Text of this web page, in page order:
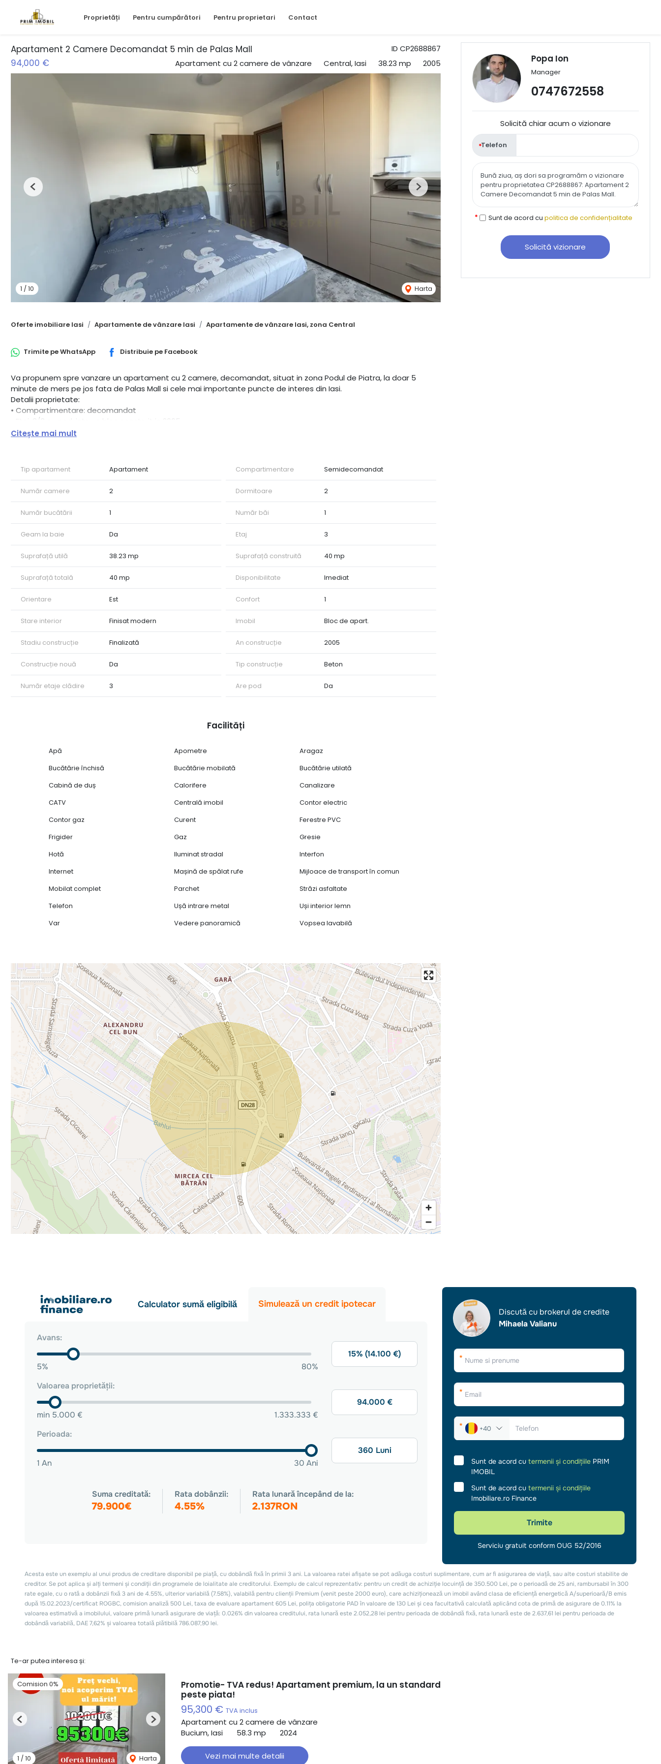
Proprietăți Pentru cumpărători Pentru proprietari Contact
ID CP2688867
Apartament 2 Camere Decomandat 5 min de Palas Mall
94,000 €
Apartament cu 2 camere de vânzare Central, Iasi 38.23 mp 2005
1 / 10 Harta
Previous Next
Oferte imobiliare Iasi Apartamente de vânzare Iasi Apartamente de vânzare Iasi, zona Central
Trimite peWhatsApp Distribuie pe Facebook
Va propunem spre vanzare un apartament cu 2 camere, decomandat, situat in zona Podul de Piatra, la doar 5
minute de mers pe jos fata de Palas Mall si cele mai importante puncte de interes din Iasi.
Detalii proprietate:
• Compartimentare: decomandat
• Etaj: 3/3 cu pod, intr-un bloc construit in 2005
•Apartamentul se vinde mobilat si utilat complet, exact asa cum apare in fotografii
Oferta rara in zona, disponibila pentru o perioada limitata
Pentru mai multe detalii sau pentru a programa o vizionare, va stam la dispozitie.
Citește mai mult
Tip apartament Apartament Compartimentare Semidecomandat
Număr camere 2 Dormitoare 2
Număr bucătării 1 Număr băi 1
Geam la baie Da Etaj 3
Suprafață utilă 38.23 mp Suprafață construită 40 mp
Suprafață totală 40 mp Disponibilitate Imediat
Orientare Est Confort 1
Stare interior Finisat modern Imobil Bloc de apart.
Stadiu construcție Finalizată An construcție 2005
Construcție nouă Da Tip construcție Beton
Număr etaje clădire 3 Are pod Da
Facilități
Apă Apometre
Aragaz
Bucătărie închisă
Bucătărie mobilată
Bucătărie utilată
Cabină de duș
Calorifere
Canalizare
CATV
Centrală imobil
Contor electric
Contor gaz
Curent
Ferestre PVC
Frigider
Gaz
Gresie
Hotă
Iluminat stradal
Interfon
Internet
Mașină de spălat rufe
Mijloace de transport în comun
Mobilat complet
Parchet
Străzi asfaltate
Telefon
Ușă intrare metal
Uși interior lemn
Var
Vedere panoramică Vopsea lavabilă
Popa Ion
Manager
0747672558
Solicită chiar acum o vizionare
Telefon
Sunt de acord cu politica de confidențialitate
Solicită vizionare
Te-ar putea interesa și:
Comision 0%
1 /10 Harta
Previous Next
Promotie- TVA redus! Apartament premium, la un standard
peste piata!
95,300 € TVA inclus
Apartament cu 2 camere de vânzare
Bucium, Iasi
58.3 mp 2024
Vezi mai multe detalii